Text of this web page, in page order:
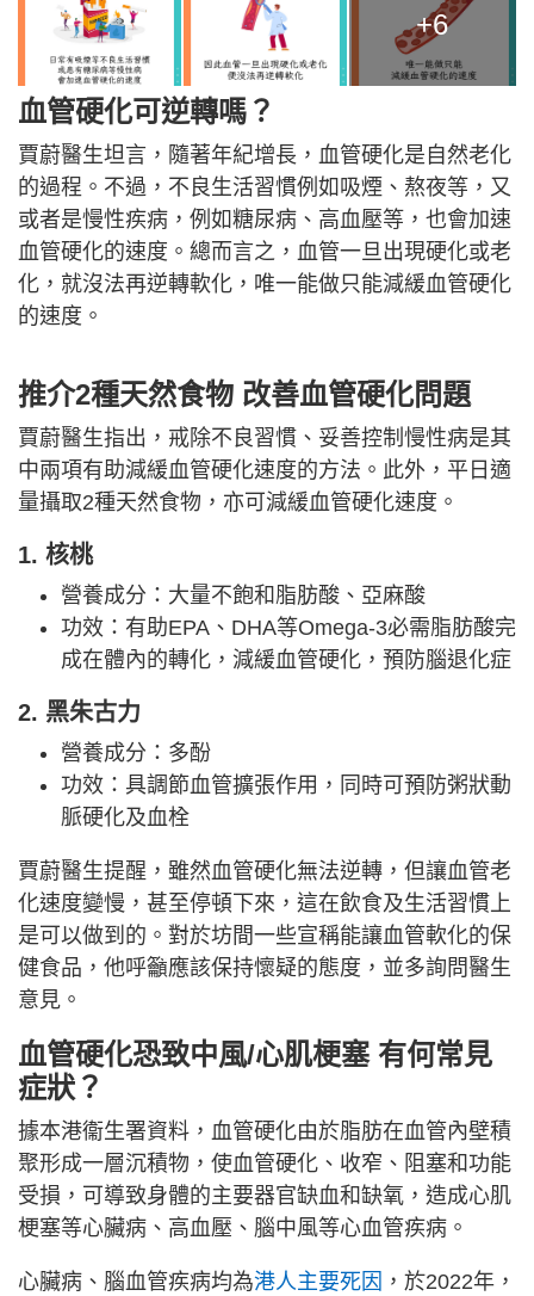
+6
血管硬化可逆轉嗎？
賈蔚醫生坦言，隨著年紀增長，血管硬化是自然老化
的過程。不過，不良生活習慣例如吸煙、熬夜等，又
或者是慢性疾病，例如糖尿病、高血壓等，也會加速
血管硬化的速度。總而言之，血管一旦出現硬化或老
化，就沒法再逆轉軟化，唯一能做只能減緩血管硬化
的速度。
推介2種天然食物 改善血管硬化問題
賈蔚醫生指出，戒除不良習慣、妥善控制慢性病是其
中兩項有助減緩血管硬化速度的方法。此外，平日適
量攝取2種天然食物，亦可減緩血管硬化速度。
1. 核桃
營養成分：大量不飽和脂肪酸、亞麻酸
功效：有助EPA、DHA等Omega-3必需脂肪酸完
成在體內的轉化，減緩血管硬化，預防腦退化症
2. 黑朱古力
營養成分：多酚
功效：具調節血管擴張作用，同時可預防粥狀動
脈硬化及血栓
賈蔚醫生提醒，雖然血管硬化無法逆轉，但讓血管老
化速度變慢，甚至停頓下來，這在飲食及生活習慣上
是可以做到的。對於坊間一些宣稱能讓血管軟化的保
健食品，他呼籲應該保持懷疑的態度，並多詢問醫生
意見。
血管硬化恐致中風/心肌梗塞 有何常見
症狀？
據本港衞生署資料，血管硬化由於脂肪在血管內壁積
聚形成一層沉積物，使血管硬化、收窄、阻塞和功能
受損，可導致身體的主要器官缺血和缺氧，造成心肌
梗塞等心臟病、高血壓、腦中風等心血管疾病。
心臟病、腦血管疾病均為港人主要死因 ，於2022年，